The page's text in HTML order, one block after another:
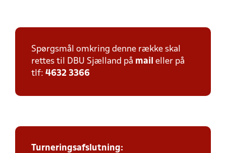
Spørgsmål omkring denne række skal
rettes til DBU Sjælland på mail eller på
tlf: 4632 3366
Turneringsafslutning: